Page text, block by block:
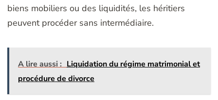
biens mobiliers ou des liquidités, les héritiers
peuvent procéder sans intermédiaire.
A lire aussi : Liquidation du régime matrimonial et
procédure de divorce